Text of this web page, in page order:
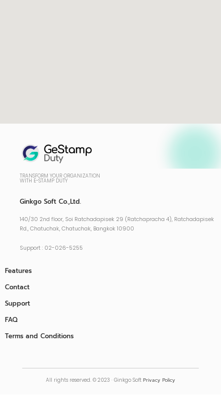
TRANSFORM YOUR ORGANIZATION
WITH E-STAMP DUTY
Ginkgo Soft Co.,Ltd.
140/30 2nd floor, Soi Ratchadapisek 29 (Ratchapracha 4), Ratchadapisek
Rd., Chatuchak, Chatuchak, Bangkok 10900
Support : 02-026-5255
Features
Contact
Support
FAQ
Terms and Conditions
All rights reserved. © 2023 · Ginkgo Soft Privacy Policy